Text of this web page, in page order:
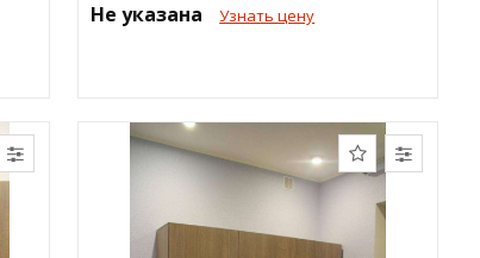
Не указана Узнать цену